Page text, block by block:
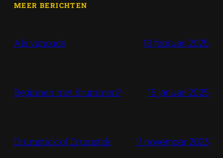
MEER BERICHTEN
Als vanouds 19 februari 2025
Beginnen met drummen? 15 januari 2025
Drumstick of Drumstok 11 november 2023